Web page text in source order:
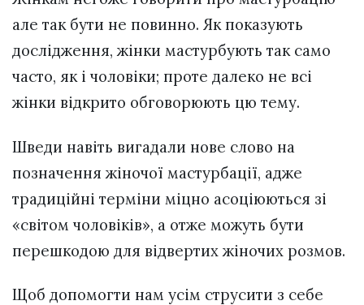
але так бути не повинно. Як показують
дослідження, жінки мастурбують так само
часто, як і чоловіки; проте далеко не всі
жінки відкрито обговорюють цю тему.
Шведи навіть вигадали нове слово на
позначення жіночої мастурбації, адже
традиційні терміни міцно асоціюються зі
«світом чоловіків», а отже можуть бути
перешкодою для відвертих жіночих розмов.
Щоб допомогти нам усім струсити з себе